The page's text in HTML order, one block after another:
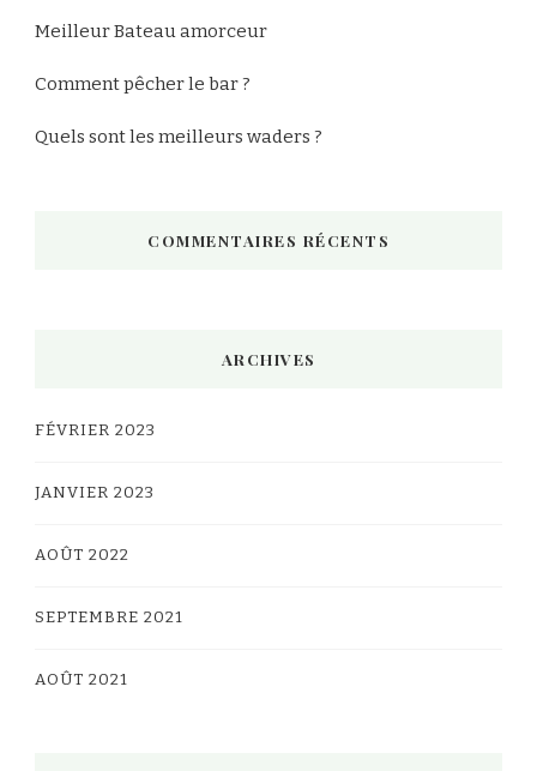
Meilleur Bateau amorceur
Comment pêcher le bar ?
Quels sont les meilleurs waders ?
COMMENTAIRES RÉCENTS
ARCHIVES
FÉVRIER 2023
JANVIER 2023
AOÛT 2022
SEPTEMBRE 2021
AOÛT 2021